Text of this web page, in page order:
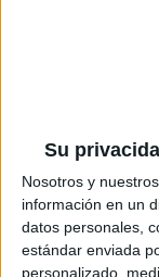
Su
Nosotros y nuestros
información en un
datos personales,
estándar enviada
personalizado,
Look
Luz
© Perfil.com
Registro